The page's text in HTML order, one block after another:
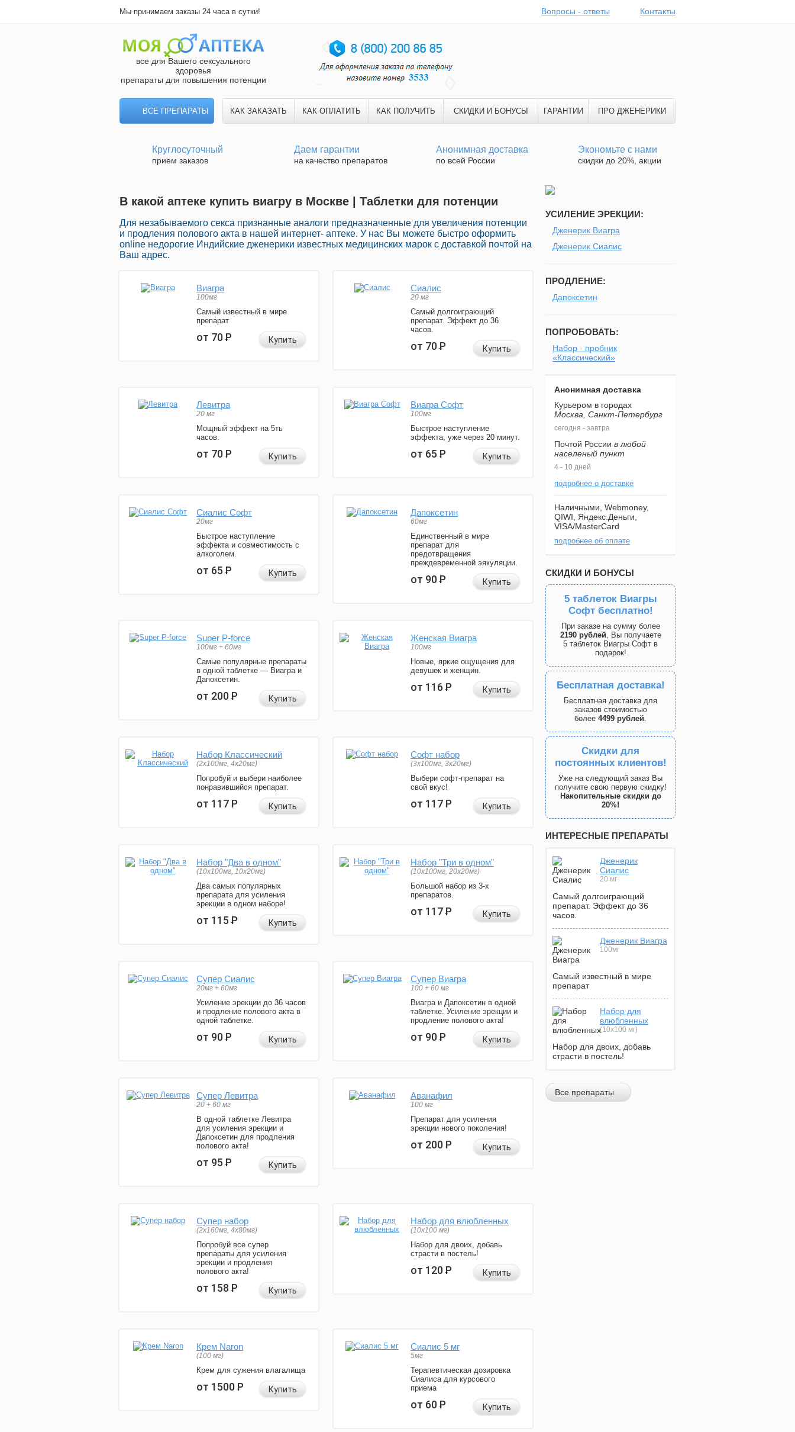
Мы принимаем заказы 24 часа в сутки! Вопросы - ответы Контакты
все для Вашего сексуального
здоровья
препараты для повышения потенции
ВСЕ ПРЕПАРАТЫ КАК ЗАКАЗАТЬ КАК ОПЛАТИТЬ КАК ПОЛУЧИТЬ СКИДКИ И БОНУСЫ ГАРАНТИИ ПРО ДЖЕНЕРИКИ
Круглосуточный
прием заказов
Даем гарантии
на качество препаратов
Анонимная доставка
по всей России
Экономьте с нами
скидки до 20%, акции
В какой аптеке купить виагру в Москве | Таблетки для потенции
Для незабываемого секса признанные аналоги предназначенные для увеличения потенции
и продления полового акта в нашей интернет- аптеке. У нас Вы можете быстро оформить
online недорогие Индийские дженерики известных медицинских марок с доставкой почтой на
Ваш адрес.
Виагра
100мг
Самый известный в мире
препарат
от 70Р Купить
Сиалис
20 мг
Самый долгоиграющий
препарат. Эффект до 36
часов.
от 70Р Купить
Левитра
20 мг
Мощный эффект на 5ть
часов.
от 70Р Купить
Виагра Софт
100мг
Быстрое наступление
эффекта, уже через 20 минут.
от 65Р Купить
Сиалис Софт
20мг
Быстрое наступление
эффекта и совместимость с
алкоголем.
от 65Р Купить
Дапоксетин
60мг
Единственный в мире
препарат для
предотвращения
преждевременной эякуляции.
от 90Р Купить
Super P-force
100мг + 60мг
Самые популярные препараты
в одной таблетке — Виагра и
Дапоксетин.
от 200Р Купить
Женская Виагра
100мг
Новые, яркие ощущения для
девушек и женщин.
от 116Р Купить
Набор Классический
(2x100мг, 4x20мг)
Попробуй и выбери наиболее
понравившийся препарат.
от 117Р Купить
Софт набор
(3x100мг, 3x20мг)
Выбери софт-препарат на
свой вкус!
от 117Р Купить
Набор "Два в одном"
(10x100мг, 10x20мг)
Два самых популярных
препарата для усиления
эрекции в одном наборе!
от 115Р Купить
Набор "Три в одном"
(10x100мг, 20x20мг)
Большой набор из 3-х
препаратов.
от 117Р Купить
Супер Сиалис
20мг + 60мг
Усиление эрекции до 36 часов
и продление полового акта в
одной таблетке.
от 90Р Купить
Супер Виагра
100 + 60 мг
Виагра и Дапоксетин в одной
таблетке. Усиление эрекции и
продление полового акта!
от 90Р Купить
Супер Левитра
20 + 60 мг
В одной таблетке Левитра
для усиления эрекции и
Дапоксетин для продления
полового акта!
от 95Р Купить
Аванафил
100 мг
Препарат для усиления
эрекции нового поколения!
от 200Р Купить
Супер набор
(2х160мг, 4х80мг)
Попробуй все супер
препараты для усиления
эрекции и продления
полового акта!
от 158Р Купить
Набор для влюбленных
(10х100 мг)
Набор для двоих, добавь
страсти в постель!
от 120Р Купить
Крем Naron
(100 мг)
Крем для сужения влагалища
от 1500Р Купить
Сиалис 5 мг
5мг
Терапевтическая дозировка
Сиалиса для курсового
приема
от 60Р Купить
УСИЛЕНИЕ ЭРЕКЦИИ:
Дженерик Виагра
Дженерик Сиалис
ПРОДЛЕНИЕ:
Дапоксетин
ПОПРОБОВАТЬ:
Набор - пробник
«Классический»
Анонимная доставка
Курьером в городах
Москва, Санкт-Петербург
сегодня - завтра
Почтой России в любой
населеный пункт
4 - 10 дней
подробнее о доставке
Наличными, Webmoney,
QIWI, Яндекс.Деньги,
VISA/MasterCard
подробнее об оплате
СКИДКИ И БОНУСЫ
5 таблеток Виагры
Софт бесплатно!
При заказе на сумму более
2190 рублей, Вы получаете
5 таблеток Виагры Софт в
подарок!
Бесплатная доставка!
Бесплатная доставка для
заказов стоимостью
более 4499 рублей.
Скидки для
постоянных клиентов!
Уже на следующий заказ Вы
получите свою первую скидку!
Накопительные скидки до
20%!
ИНТЕРЕСНЫЕ ПРЕПАРАТЫ
Дженерик
Сиалис
20 мг
Самый долгоиграющий
препарат. Эффект до 36
часов.
Дженерик Виагра
100мг
Самый известный в мире
препарат
Набор для
влюбленных
(10х100 мг)
Набор для двоих, добавь
страсти в постель!
Все препараты